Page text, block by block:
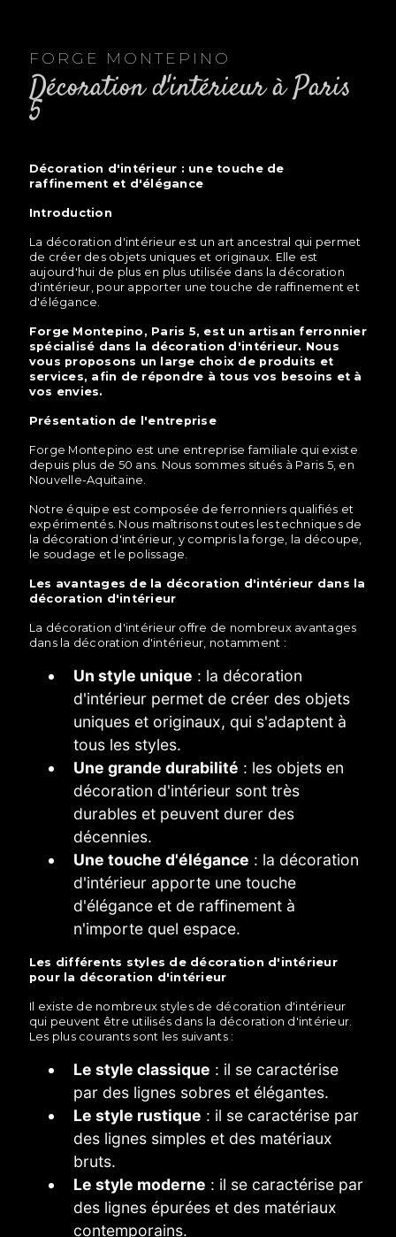
FORGE MONTEPINO
décoration d'intérieur à Paris
5
décoration d'intérieur : une touche de
raffinement et d'élégance
Introduction
La décoration d'intérieur est un art ancestral qui permet
de créer des objets uniques et originaux. Elle est
aujourd'hui de plus en plus utilisée dans la décoration
d'intérieur, pour apporter une touche de raffinement et
d'élégance.
Forge Montepino, Paris 5, est un artisan ferronnier
spécialisé dans la décoration d'intérieur. Nous
vous proposons un large choix de produits et
services, afin de répondre à tous vos besoins et à
vos envies.
Présentation de l'entreprise
Forge Montepino est une entreprise familiale qui existe
depuis plus de 50 ans. Nous sommes situés à Paris 5, en
Nouvelle-Aquitaine.
Notre équipe est composée de ferronniers qualifiés et
expérimentés. Nous maîtrisons toutes les techniques de
la décoration d'intérieur, y compris la forge, la découpe,
le soudage et le polissage.
Les avantages de la décoration d'intérieur dans la
décoration d'intérieur
La décoration d'intérieur offre de nombreux avantages
dans la décoration d'intérieur, notamment :
Un style unique : la décoration
d'intérieur permet de créer des objets
uniques et originaux, qui s'adaptent à
tous les styles.
Une grande durabilité : les objets en
décoration d'intérieur sont très
durables et peuvent durer des
décennies.
Une touche d'élégance : la décoration
d'intérieur apporte une touche
d'élégance et de raffinement à
n'importe quel espace.
Les différents styles de décoration d'intérieur
pour la décoration d'intérieur
Il existe de nombreux styles de décoration d'intérieur
qui peuvent être utilisés dans la décoration d'intérieur.
Les plus courants sont les suivants :
Le style classique : il se caractérise
par des lignes sobres et élégantes.
Le style rustique : il se caractérise par
des lignes simples et des matériaux
bruts.
Le style moderne : il se caractérise par
des lignes épurées et des matériaux
contemporains.